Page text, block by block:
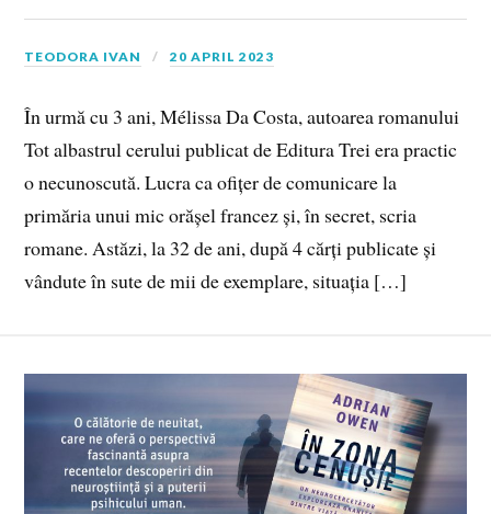
TEODORA IVAN 20 APRIL 2023
În urmă cu 3 ani, Mélissa Da Costa, autoarea romanului
Tot albastrul cerului publicat de Editura Trei era practic
o necunoscută. Lucra ca ofițer de comunicare la
primăria unui mic orășel francez și, în secret, scria
romane. Astăzi, la 32 de ani, după 4 cărți publicate și
vândute în sute de mii de exemplare, situația […]